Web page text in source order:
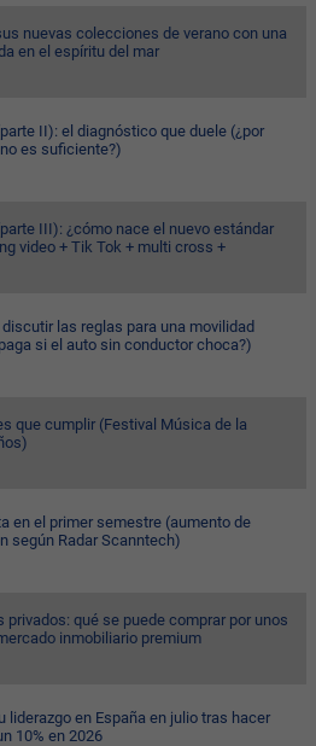
nuevas colecciones de verano con una
en el espíritu del mar
II): el diagnóstico que duele (¿por
es suficiente?)
III): ¿cómo nace el nuevo estándar
video + Tik Tok + multi cross +
las reglas para una movilidad
si el auto sin conductor choca?)
que cumplir (Festival Música de la
en el primer semestre (aumento de
según Radar Scanntech)
privados: qué se puede comprar por unos
inmobiliario premium
liderazgo en España en julio tras hacer
10% en 2026